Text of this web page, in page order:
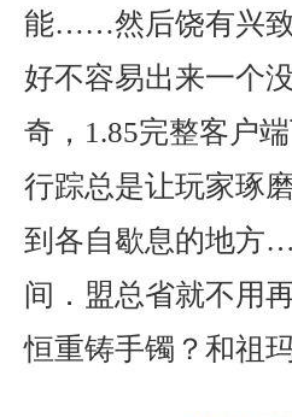
能……然后饶有兴致
好不容易出来一个
奇，1.85完整客户
行踪总是让玩家琢
到各自歇息的地方
间．盟总省就不用
恒重铸手镯？和祖